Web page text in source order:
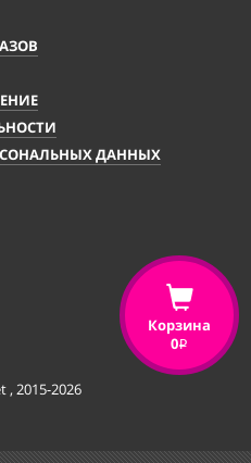
ДАННЫХ
, 2015-2026
Корзина
0i